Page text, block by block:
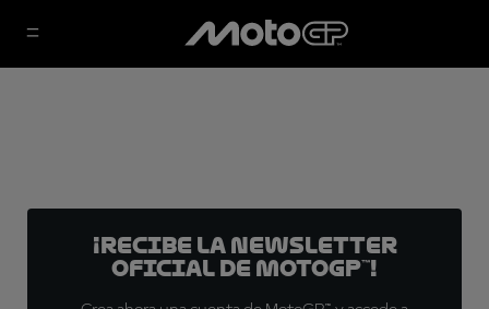
¡Recibe la Newsletter
oficial de MotoGP™!